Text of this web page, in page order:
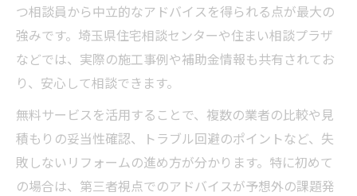
つ相談員から中立的なアドバイスを得られる点が最大の
強みです。埼玉県住宅相談センターや住まい相談プラザ
などでは、実際の施工事例や補助金情報も共有されてお
り、安心して相談できます。
無料サービスを活用することで、複数の業者の比較や見
積もりの妥当性確認、トラブル回避のポイントなど、失
敗しないリフォームの進め方が分かります。特に初めて
の場合は、第三者視点でのアドバイスが予想外の課題発